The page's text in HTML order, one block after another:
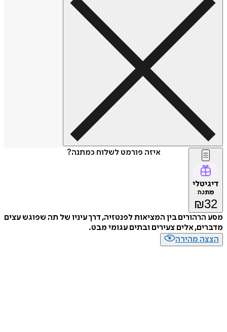
איזה פורמט לשלוח כמתנה?
דיגיטלי
מתנה
₪32
מסע הרהורים בין המציאות לפנטזיה, דרך עיניו של תה שפוגש עצים
מדברים, אלים צעירים ובתים עגומי מבט.
הצצה מהירה